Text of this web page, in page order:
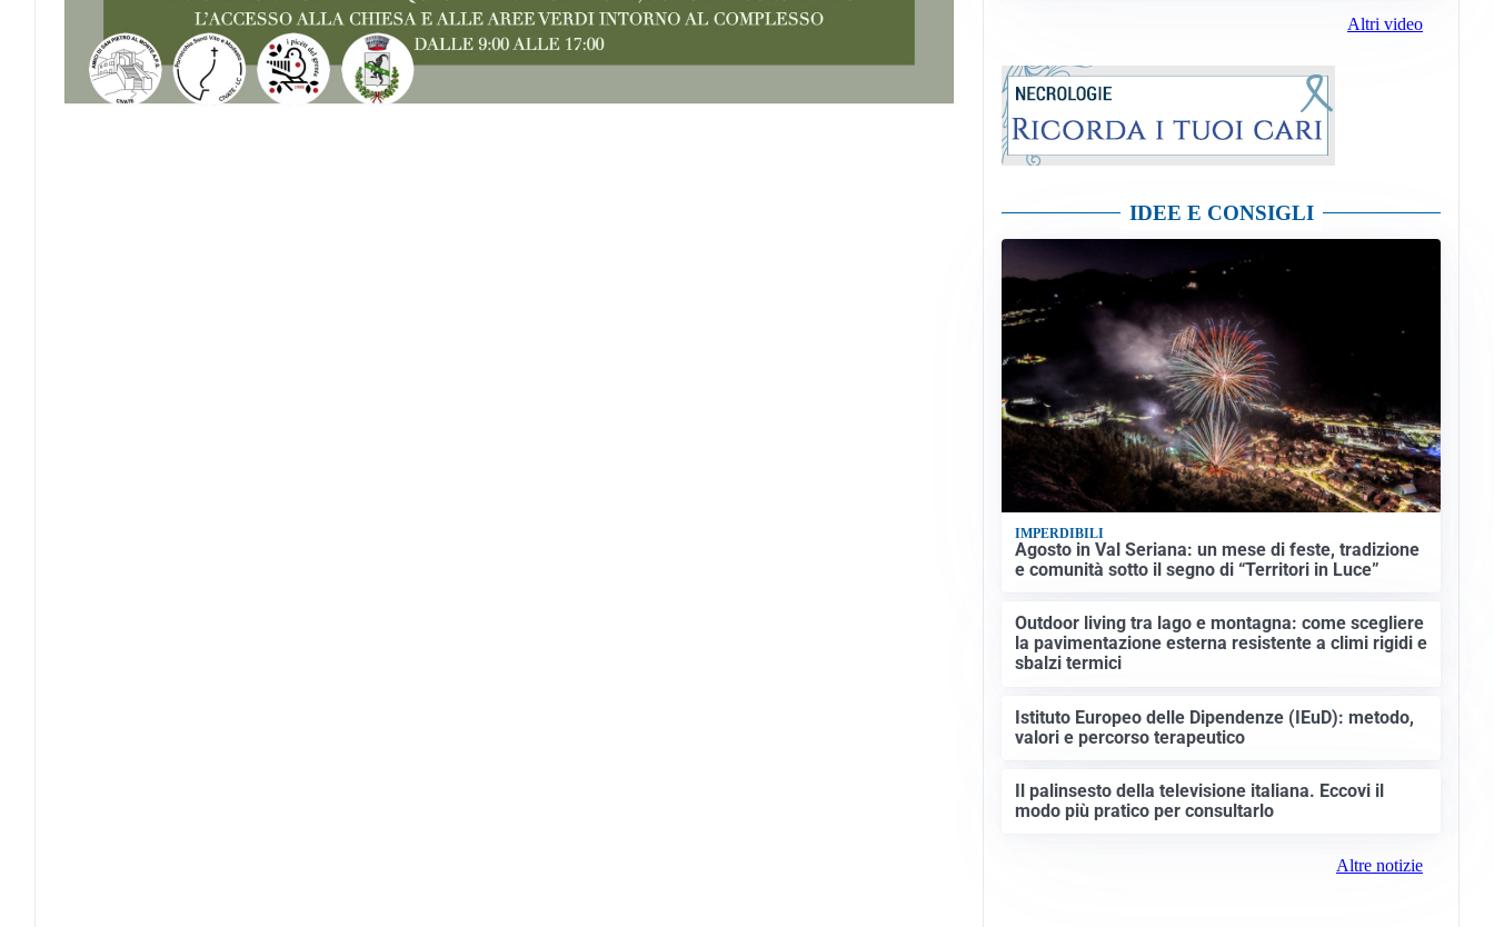
Altri video
IDEE E CONSIGLI
IMPERDIBILI
Agosto in Val Seriana: un mese di feste, tradizione
e comunità sotto il segno di “Territori in Luce”
Outdoor living tra lago e montagna: come scegliere
la pavimentazione esterna resistente a climi rigidi e
sbalzi termici
Istituto Europeo delle Dipendenze (IEuD): metodo,
valori e percorso terapeutico
Il palinsesto della televisione italiana. Eccovi il
modo più pratico per consultarlo
Altre notizie